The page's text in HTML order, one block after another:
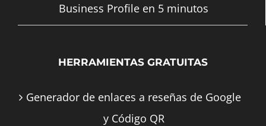
Business Profile en 5 minutos
HERRAMIENTAS GRATUITAS
Generador de enlaces a reseñas de Google
y Código QR